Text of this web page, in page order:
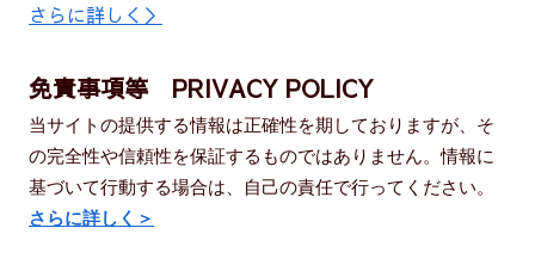
さらに詳しく＞
免責事項等 PRIVACY POLICY
当サイトの提供する情報は正確性を期しておりますが、そ
の完全性や信頼性を保証するものではありません。情報に
基づいて行動する場合は、自己の責任で行ってください。
さらに詳しく＞